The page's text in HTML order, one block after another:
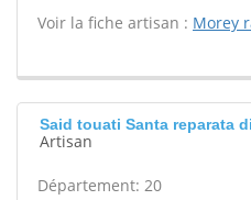
Voir la fiche artisan : Morey
Said touati Santa reparata
Artisan
Département: 20